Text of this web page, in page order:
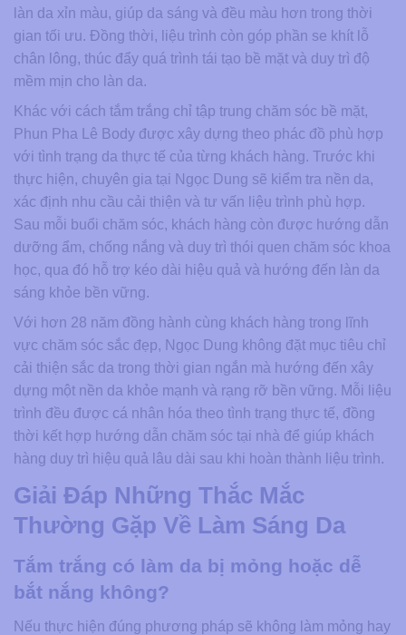
làn da xỉn màu, giúp da sáng và đều màu hơn trong thời
gian tối ưu. Đồng thời, liệu trình còn góp phần se khít lỗ
chân lông, thúc đẩy quá trình tái tạo bề mặt và duy trì độ
mềm mịn cho làn da.
Khác với cách tắm trắng chỉ tập trung chăm sóc bề mặt,
Phun Pha Lê Body được xây dựng theo phác đồ phù hợp
với tình trạng da thực tế của từng khách hàng. Trước khi
thực hiện, chuyên gia tại Ngọc Dung sẽ kiểm tra nền da,
xác định nhu cầu cải thiện và tư vấn liệu trình phù hợp.
Sau mỗi buổi chăm sóc, khách hàng còn được hướng dẫn
dưỡng ẩm, chống nắng và duy trì thói quen chăm sóc khoa
học, qua đó hỗ trợ kéo dài hiệu quả và hướng đến làn da
sáng khỏe bền vững.
Với hơn 28 năm đồng hành cùng khách hàng trong lĩnh
vực chăm sóc sắc đẹp, Ngọc Dung không đặt mục tiêu chỉ
cải thiện sắc da trong thời gian ngắn mà hướng đến xây
dựng một nền da khỏe mạnh và rạng rỡ bền vững. Mỗi liệu
trình đều được cá nhân hóa theo tình trạng thực tế, đồng
thời kết hợp hướng dẫn chăm sóc tại nhà để giúp khách
hàng duy trì hiệu quả lâu dài sau khi hoàn thành liệu trình.
Giải Đáp Những Thắc Mắc
Thường Gặp Về Làm Sáng Da
Tắm trắng có làm da bị mỏng hoặc dễ
bắt nắng không?
Nếu thực hiện đúng phương pháp sẽ không làm mỏng hay